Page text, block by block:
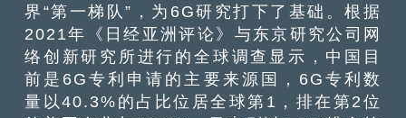
界“第一梯队”，为6G研究打下了基础。根据
2021年《日经亚洲评论》与东京研究公司网
络创新研究所进行的全球调查显示，中国目
前是6G专利申请的主要来源国，6G专利数
量以40.3%的占比位居全球第1，排在第2位